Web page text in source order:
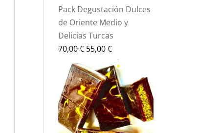
Pack Degustación Dulces
de Oriente Medio y
Delicias Turcas
70,00€ El
original
era:
70,00 €.
55,00€El
precio
actual
es:
55,00 €.